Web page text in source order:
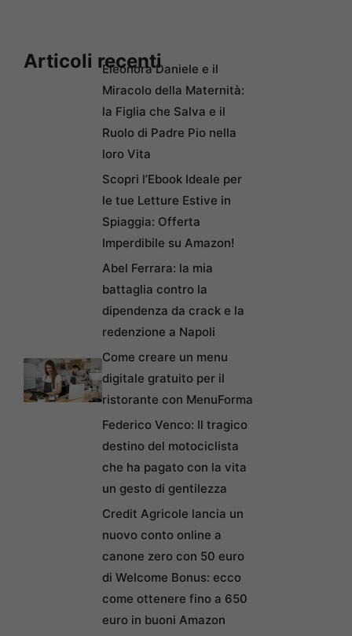
Articoli recentiEleonora Daniele e il
Miracolo della Maternità:
la Figlia che Salva e il
Ruolo di Padre Pio nella
loro Vita
Scopri l’Ebook Ideale per
le tue Letture Estive in
Spiaggia: Offerta
Imperdibile su Amazon!
Abel Ferrara: la mia
battaglia contro la
dipendenza da crack e la
redenzione a Napoli
Come creare un menu
digitale gratuito per il
ristorante con MenuForma
Federico Venco: Il tragico
destino del motociclista
che ha pagato con la vita
un gesto di gentilezza
Credit Agricole lancia un
nuovo conto online a
canone zero con 50 euro
di Welcome Bonus: ecco
come ottenere fino a 650
euro in buoni Amazon